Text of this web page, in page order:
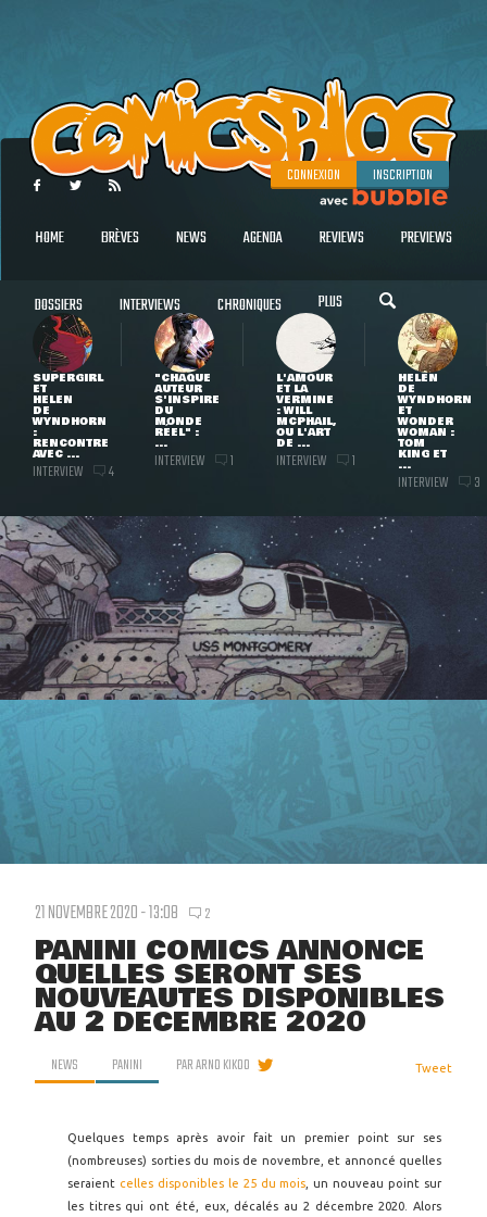
CONNEXION INSCRIPTION
HOME BRÈVES NEWS AGENDA REVIEWS PREVIEWS
DOSSIERS INTERVIEWS CHRONIQUES PLUS
SUPERGIRL
ET
HELEN
DE
WYNDHORN
:
RENCONTRE
AVEC ...
INTERVIEW 4
"CHAQUE
AUTEUR
S'INSPIRE
DU
MONDE
RÉEL" :
...
INTERVIEW 1
L'AMOUR
ET LA
VERMINE
: WILL
MCPHAIL,
OU L'ART
DE ...
INTERVIEW 1
HELEN
DE
WYNDHORN
ET
WONDER
WOMAN :
TOM
KING ET
...
INTERVIEW 3
21 NOVEMBRE 2020 - 13:08 2
PANINI COMICS ANNONCE
QUELLES SERONT SES
NOUVEAUTÉS DISPONIBLES
AU 2 DÉCEMBRE 2020
NEWS PANINI PARARNO KIKOO Tweet
Quelques temps après avoir fait un premier point sur ses
(nombreuses) sorties du mois de novembre, et annoncé quelles
seraient celles disponibles le 25 du mois , un nouveau point sur
les titres qui ont été, eux, décalés au 2 décembre 2020. Alors